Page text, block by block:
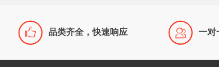
 品类齐全，快速响应  一对